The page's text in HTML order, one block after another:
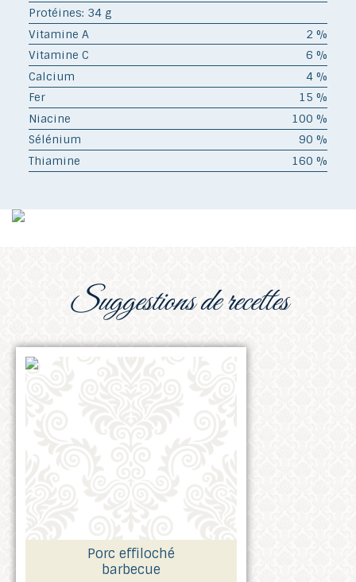
Protéines: 34 g
2 %
Vitamine A
6 %
Vitamine C
4 %
Calcium
15 %
Fer
100 %
Niacine
90 %
Sélénium
160 %
Thiamine
suggestions de recettes
Porc effiloché
barbecue